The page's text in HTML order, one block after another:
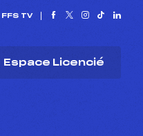
FFS TV
Espace Licencié